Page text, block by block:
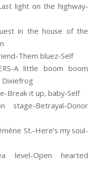
light on the highway-
in the house of the
Them bluez-Self
A little boom boom
Break it up, baby-Self
stage-Betrayal-Donor
St.-Here’s my soul-
level-Open hearted